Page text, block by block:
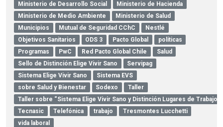
Ministerio de Desarrollo Social
Ministerio de Hacienda
Ministerio de Medio Ambiente
Ministerio de Salud
Municipios
Mutual de Seguridad CChC
Nestlé
Objetivos Sanitarios
ODS 3 Pacto Global
políticas
Programas
PwC Red Pacto Global Chile
Salud
Sello de Distinción Elige Vivir Sano
Servipag
Sistema Elige Vivir Sano
Sistema EVS
sobre Salud y Bienestar
Sodexo
Taller
Taller sobre “Sistema Elige Vivir Sano y Distinción Lugares de Trabajo
Tecnasic
Telefónica trabajo
Tresmontes Lucchetti
vida laboral